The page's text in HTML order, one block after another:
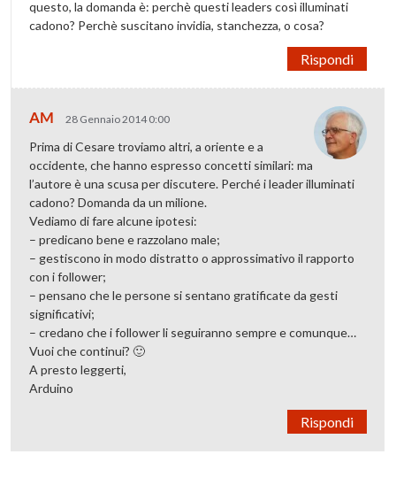
questo, la domanda è: perchè questi leaders così illuminati
cadono? Perchè suscitano invidia, stanchezza, o cosa?
Rispondi
AM 28 Gennaio 2014 0:00
Prima di Cesare troviamo altri, a oriente e a
occidente, che hanno espresso concetti similari: ma
l’autore è una scusa per discutere. Perché i leader illuminati
cadono? Domanda da un milione.
Vediamo di fare alcune ipotesi:
– predicano bene e razzolano male;
– gestiscono in modo distratto o approssimativo il rapporto
con i follower;
– pensano che le persone si sentano gratificate da gesti
significativi;
– credano che i follower li seguiranno sempre e comunque…
Vuoi che continui? 🙂
A presto leggerti,
Arduino
Rispondi